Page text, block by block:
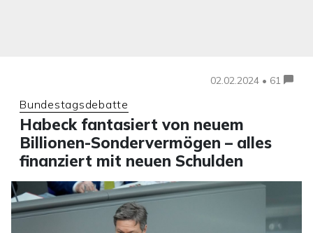
02.02.2024 • 61
Bundestagsdebatte
Habeck fantasiert von neuem
Billionen-Sondervermögen – alles
finanziert mit neuen Schulden